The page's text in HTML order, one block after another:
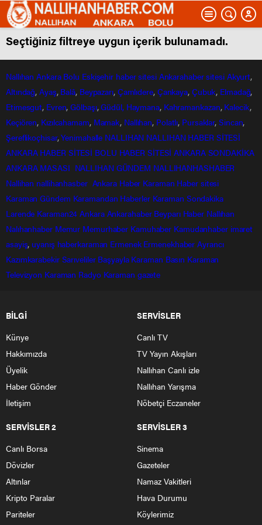
Seçtiğiniz filtreye uygun içerik bulunamadı.
Nallıhan Ankara Bolu Eskişehir haber sitesi Ankarahabersitesi Akyurt,
Altındağ,Ayaş, Balâ, Beypazarı, Çamlıdere, Çankaya, Çubuk, Elmadağ,
Etimesgut, Evren,Gölbaşı,Güdül, Haymana, Kahramankazan, Kalecik,
Keçiören, Kızılcahamam, Mamak, Nallıhan, Polatlı, Pursaklar,Sincan,
Şereflikoçhisar,Yenimahalle NALLIHAN NALLIHAN HABER SİTESİ
ANKARA HABER SİTESİ BOLU HABER SİTESİ ANKARA SONDAKİKA
ANKARA MASASI NALLIHAN GÜNDEM NALLIHANHASHABER
Nallihan nallihanhasber Ankara Haber Karaman Haber sitesi
Karaman Gündem Karamandan Haberler Karaman Sondakika
Larende Karaman24 Ankara Ankarahaber Beyparı Haber Nallıhan
Nalıhanhaber Memur Memurhaber Kamuhaber Kamudanhaber imaret
asayiş, uyanış haberkaraman Ermenek Ermenekhaber Ayrancı
Kazımkarabekir Sarıveliler Başyayla Karaman Basın Karaman
Televizyon Karaman Radyo Karaman gazete
BİLGİ
Künye
Hakkımızda
Üyelik
Haber Gönder
İletişim
SERVİSLER
Canlı TV
TV Yayın Akışları
Nallıhan Canlı izle
Nallıhan Yarışma
Nöbetçi Eczaneler
SERVİSLER 2
Canlı Borsa
Dövizler
Altınlar
Kripto Paralar
Pariteler
SERVİSLER 3
Sinema
Gazeteler
Namaz Vakitleri
Hava Durumu
Köylerimiz